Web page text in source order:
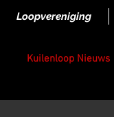
Loopvereniging
Kuilenloop Nieuws